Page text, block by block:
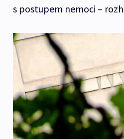
s postupem nemoci –